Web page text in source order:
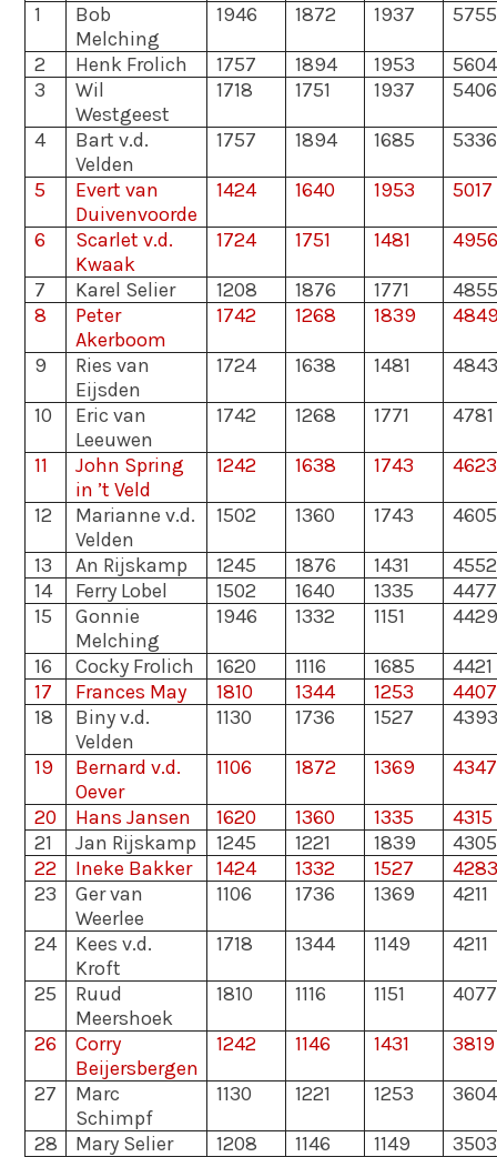
1
Bob
Melching
1946 1872 1937 5755
2 Henk Frolich 1757 1894 1953
5604
3
Wil
Westgeest
1718 1751 1937 5406
4
Bart v.d.
Velden
1757 1894 1685 5336
5
Evert van
Duivenvoorde
1424 1640 1953 5017
6
Scarlet v.d.
Kwaak
1724 1751 1481 4956
7 Karel Selier 1208 1876 1771
4855
8
Peter
Akerboom
1742 1268 1839
9
Ries van
Eijsden
1724 1638 1481 4843
10
Eric van
Leeuwen
1742 1268 1771 4781
11
John Spring
in ’t Veld
1242 1638 1743 4623
12
Marianne v.d.
Velden
1502 1360 1743 4605
13 An Rijskamp 1245 1876 1431
4552
14
Ferry Lobel 1502 1640 1335
4477
15
Gonnie
Melching
1946 1332 1151 4429
16 Cocky Frolich 1620 1116 1685
4421
17
Frances May 1810 1344 1253
4407
18
Biny v.d.
Velden
1130 1736 1527 4393
19
Bernard v.d.
Oever
1106 1872 1369 4347
20 Hans Jansen 1620 1360 1335
4315
21
Jan Rijskamp 1245 1221 1839
4305
22
Ineke Bakker 1424 1332 1527
4283
23
Ger van
Weerlee
1106 1736 1369 4211
24
Kees v.d.
Kroft
1718 1344 1149 4211
25
Ruud
Meershoek
1810 1116 1151 4077
26
Corry
Beijersbergen
1242 1146 1431 3819
27
Marc
Schimpf
1130 1221 1253 3604
28 Mary Selier 1208 1146 1149 3503